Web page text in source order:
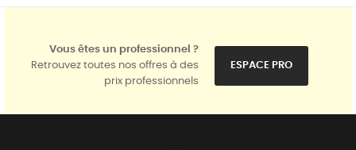
Vous êtes un professionnel ?
Retrouvez toutes nos offres à des
prix professionnels
ESPACE PRO